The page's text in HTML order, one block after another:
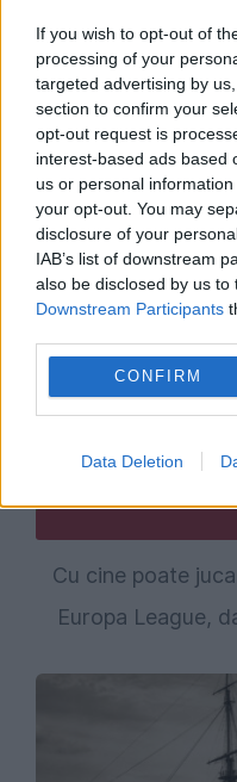
If you wish to opt-out of
processing of your
targeted advertising by
section to confirm your
opt-out request is
interest-based ads based
us or personal
your opt-out. You may
disclosure of your
IAB’s list of downstream
also be disclosed by us to
Downstream Participants
CONFIRM
Data Deletion
Universitatea
decisiv
Cu cine poate
Europa League,